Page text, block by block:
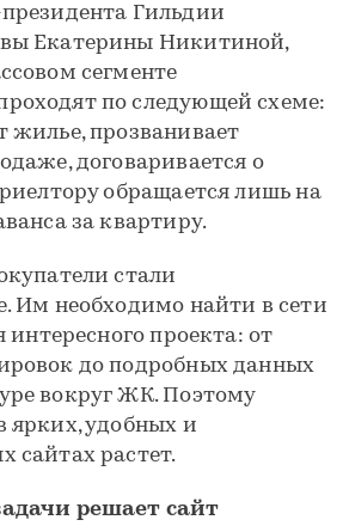
Гильдии
Екатерины Никитиной,
сегменте
по следующей схеме:
жилье, прозванивает
договаривается о
обращается лишь на
за квартиру.
стали
Им необходимо найти в сети
интересного проекта: от
до подробных данных
вокруг ЖК. Поэтому
ярких, удобных и
сайтах растет.
решает сайт